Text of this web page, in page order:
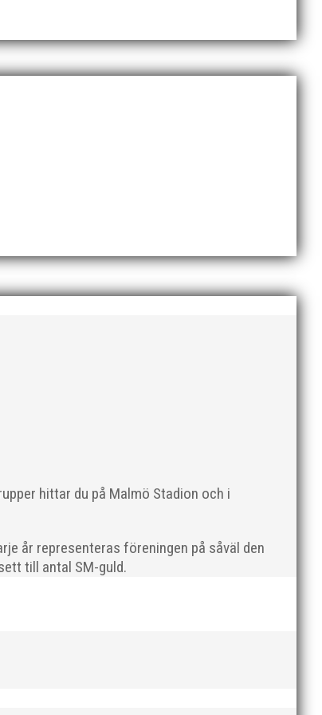
hittar du på Malmö Stadion och i
år representeras föreningen på såväl den
till antal SM-guld.
största friidrottsföreningar? Malmö
ledare som alltid var på plats och igång
sammanfattning från mig som
klicka här! Foto: Thomas Leandersson
i längdhoppet medan MAI:s kastare